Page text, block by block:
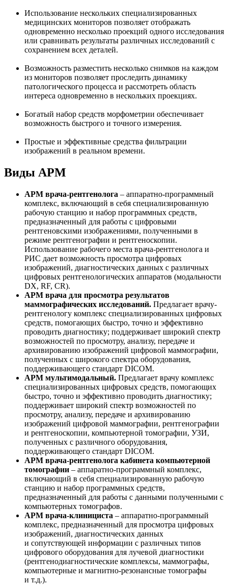
Использование нескольких специализированных
медицинских мониторов позволяет отображать
одновременно несколько проекций одного исследования
или сравнивать результаты различных исследований с
сохранением всех деталей.
Возможность разместить несколько снимков на каждом
из мониторов позволяет проследить динамику
патологического процесса и рассмотреть область
интереса одновременно в нескольких проекциях.
Богатый набор средств морфометрии обеспечивает
возможность быстрого и точного измерения.
Простые и эффективные средства фильтрации
изображений в реальном времени.
Виды АРМ
АРМ врача-рентгенолога – аппаратно-программный
комплекс, включающий в себя специализированную
рабочую станцию и набор программных средств,
предназначенный для работы с цифровыми
рентгеновскими изображениями, полученными в
режиме рентгенографии и рентгеноскопии.
Использование рабочего места врача-рентгенолога и
РИС дает возможность просмотра цифровых
изображений, диагностических данных с различных
цифровых рентгенологических аппаратов (модальности
DX, RF, CR).
АРМ врача для просмотра результатов
маммографических исследований. Предлагает врачу-
рентгенологу комплекс специализированных цифровых
средств, помогающих быстро, точно и эффективно
проводить диагностику; поддерживает широкий спектр
возможностей по просмотру, анализу, передаче и
архивированию изображений цифровой маммографии,
полученных с широкого спектра оборудования,
поддерживающего стандарт DICOM.
АРМ мультимодальный. Предлагает врачу комплекс
специализированных цифровых средств, помогающих
быстро, точно и эффективно проводить диагностику;
поддерживает широкий спектр возможностей по
просмотру, анализу, передаче и архивированию
изображений цифровой маммографии, рентгенографии
и рентгеноскопии, компьютерной томографии, УЗИ,
полученных с различного оборудования,
поддерживающего стандарт DICOM.
АРМ врача-рентгенолога кабинета компьютерной
томографии – аппаратно-программный комплекс,
включающий в себя специализированную рабочую
станцию и набор программных средств,
предназначенный для работы с данными полученными с
компьютерных томографов.
АРМ врача-клинициста – аппаратно-программный
комплекс, предназначенный для просмотра цифровых
изображений, диагностических данных
и сопутствующей информации с различных типов
цифрового оборудования для лучевой диагностики
(рентгенодиагностические комплексы, маммографы,
компьютерные и магнитно-резонансные томографы
и т.д.).